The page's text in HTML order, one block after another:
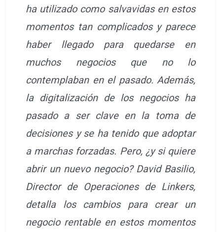
ha utilizado como salvavidas en estos
momentos tan complicados y parece
haber llegado para quedarse en
muchos negocios que no lo
contemplaban en el pasado. Además,
la digitalización de los negocios ha
pasado a ser clave en la toma de
decisiones y se ha tenido que adoptar
a marchas forzadas. Pero, ¿y si quiere
abrir un nuevo negocio? David Basilio,
Director de Operaciones de Linkers,
detalla los cambios para crear un
negocio rentable en estos momentos